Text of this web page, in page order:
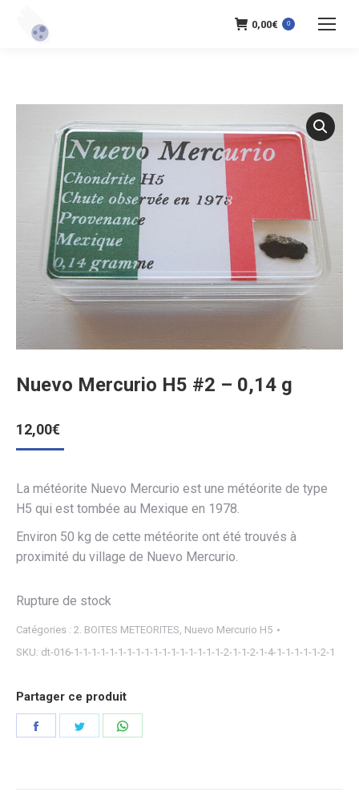
0,00€ 0
Nuevo Mercurio H5 #2 – 0,14 g
12,00€
La météorite Nuevo Mercurio est une météorite de type
H5 qui est tombée au Mexique en 1978.
Environ 50 kg de cette météorite ont été trouvés à
proximité du village de Nuevo Mercurio.
Rupture de stock
Catégories : 2. BOITES METEORITES, Nuevo Mercurio H5
SKU: dt-016-1-1-1-1-1-1-1-1-1-1-1-1-1-1-1-1-1-2-1-1-2-1-4-1-1-1-1-1-2-1
Partager ce produit
Partager Partager